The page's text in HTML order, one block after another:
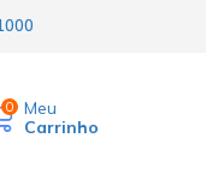
0
Meu
Carrinho